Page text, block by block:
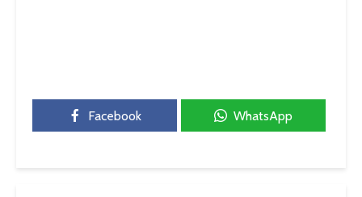
Facebook WhatsApp